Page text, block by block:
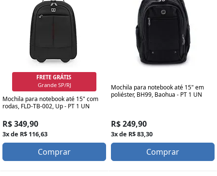
FRETE GRÁTIS
SP/RJ Capital
Mochila para notebook até 15" com
rodas, FLD-TB-002, Up - PT 1 UN
R$ 349,90
3x de R$ 116,63
Comprar
Mochila para notebook até 15" em
poliéster, BH99, Baohua - PT 1 UN
R$ 249,90
3x de R$ 83,30
Comprar